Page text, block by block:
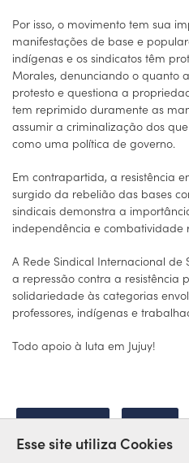
Por isso, o movimento tem sua
manifestações de base e
indígenas e os sindicatos têm
Morales, denunciando o quanto
protesto e questiona a
tem reprimido duramente as
assumir a criminalização dos
como uma política de governo.
Em contrapartida, a resistência
surgido da rebelião das bases
sindicais demonstra a
independência e combatividade
A Rede Sindical Internacional
a repressão contra a resistência
solidariedade às categorias
professores, indígenas e
Todo apoio à luta em Jujuy!
ARGENTINA JUJUY
Esse site utiliza Cookies